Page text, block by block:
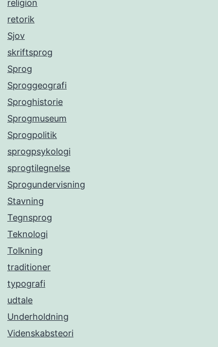
religion
retorik
Sjov
skriftsprog
Sprog
Sproggeografi
Sproghistorie
Sprogmuseum
Sprogpolitik
sprogpsykologi
sprogtilegnelse
Sprogundervisning
Stavning
Tegnsprog
Teknologi
Tolkning
traditioner
typografi
udtale
Underholdning
Videnskabsteori